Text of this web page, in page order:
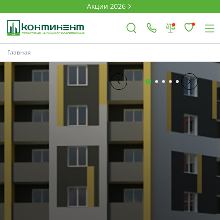
Акции 2026
Новости
Выбор недвижимости
Главная